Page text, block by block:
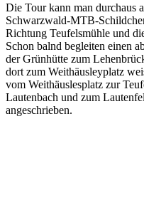
Die Tour kann man durchaus
Schwarzwald-MTB-
Richtung Teufelsmühle und
Schon balnd begleiten einen
der Grünhütte zum
dort zum Weithäusleyplatz
vom Weithäuslesplatz zur
Lautenbach und zum
angeschrieben.